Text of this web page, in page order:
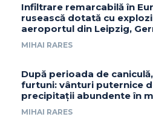
Infiltrare remarcabilă în
rusească dotată cu
aeroportul din Leipzig,
MIHAI RARES
După perioada de
furtuni: vânturi puternice
precipitații abundente în
MIHAI RARES